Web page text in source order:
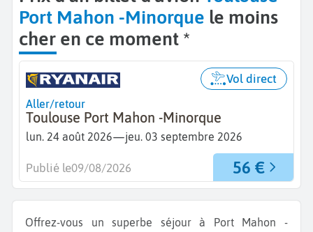
Port Mahon -Minorque le moins
cher en ce moment *
Aller/retour
Toulouse Port Mahon -Minorque
lun. 24 août 2026—jeu. 03 septembre 2026
Vol direct
56 €
Publié le09/08/2026
Offrez-vous un superbe séjour à Port Mahon -